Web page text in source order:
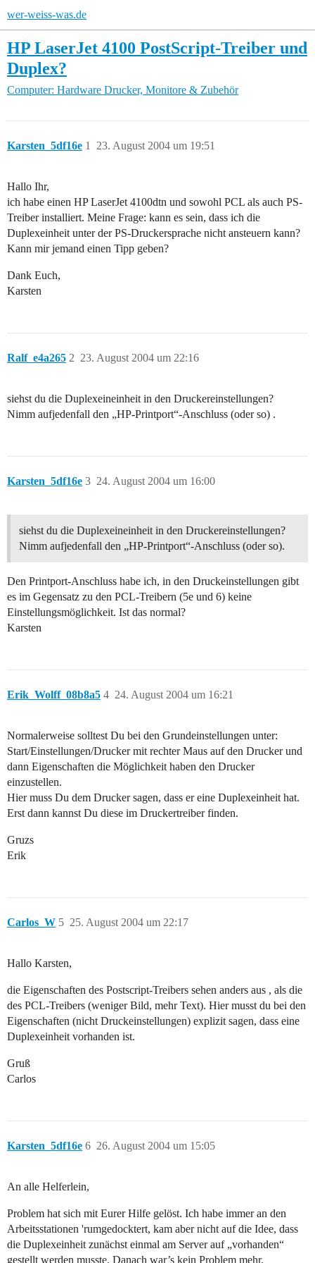
wer-weiss-was.de
HP LaserJet 4100 PostScript-Treiber und
Duplex?
Computer: Hardware Drucker, Monitore & Zubehör
Karsten_5df16e 23. August 2004 um 19:51
1
Hallo Ihr,
ich habe einen HP LaserJet 4100dtn und sowohl PCL als auch PS-
Treiber installiert. Meine Frage: kann es sein, dass ich die
Duplexeinheit unter der PS-Druckersprache nicht ansteuern kann?
Kann mir jemand einen Tipp geben?
Dank Euch,
Karsten
Ralf_e4a265 23. August 2004 um 22:16
2
siehst du die Duplexeineinheit in den Druckereinstellungen?
Nimm aufjedenfall den „HP-Printport“-Anschluss (oder so) .
Karsten_5df16e 24. August 2004 um 16:00
3
siehst du die Duplexeineinheit in den Druckereinstellungen?
Nimm aufjedenfall den „HP-Printport“-Anschluss (oder so).
Den Printport-Anschluss habe ich, in den Druckeinstellungen gibt
es im Gegensatz zu den PCL-Treibern (5e und 6) keine
Einstellungsmöglichkeit. Ist das normal?
Karsten
Erik_Wolff_08b8a5 24. August 2004 um 16:21
4
Normalerweise solltest Du bei den Grundeinstellungen unter:
Start/Einstellungen/Drucker mit rechter Maus auf den Drucker und
dann Eigenschaften die Möglichkeit haben den Drucker
einzustellen.
Hier muss Du dem Drucker sagen, dass er eine Duplexeinheit hat.
Erst dann kannst Du diese im Druckertreiber finden.
Gruzs
Erik
Carlos_W 25. August 2004 um 22:17
5
Hallo Karsten,
die Eigenschaften des Postscript-Treibers sehen anders aus , als die
des PCL-Treibers (weniger Bild, mehr Text). Hier musst du bei den
Eigenschaften (nicht Druckeinstellungen) explizit sagen, dass eine
Duplexeinheit vorhanden ist.
Gruß
Carlos
Karsten_5df16e 26. August 2004 um 15:05
6
An alle Helferlein,
Problem hat sich mit Eurer Hilfe gelöst. Ich habe immer an den
Arbeitsstationen 'rumgedocktert, kam aber nicht auf die Idee, dass
die Duplexeinheit zunächst einmal am Server auf „vorhanden“
gestellt werden musste. Danach war’s kein Problem mehr.